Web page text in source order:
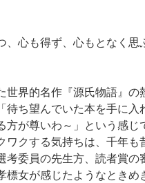
、心も得ず、心もとなく
界的名作『源氏物語』の
待ち望んでいた本を手に
が尊いわ～」という感じ
クする気持ちは、千年も
委員の先生方、読者賞の
標女が感じたようなとき